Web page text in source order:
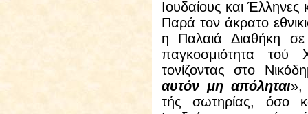
Ιουδαίους και
Παρά τον άκρατο
η Παλαιά Διαθήκη
παγκοσμιότητα τού
τονίζοντας στο
αυτόν μη απόληται»,
τής σωτηρίας, όσο